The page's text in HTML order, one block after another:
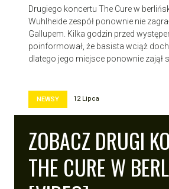
Drugiego koncertu The Cure w
Wuhlheide zespół ponownie nie
Gallupem. Kilka godzin przed
poinformował, że basista wciąż
dlatego jego miejsce ponownie zajął
NEWSY 12 Lipca
ZOBACZ DRUGI
THE CURE W